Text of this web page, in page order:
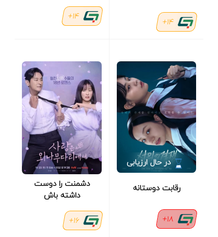
14+
14+
در حال ارزیابی
رقابت دوستانه
18+
دشمنت را دوست
داشته باش
16+